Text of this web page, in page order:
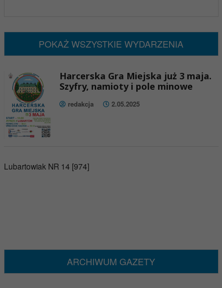
POKAŻ WSZYSTKIE WYDARZENIA
Harcerska Gra Miejska już 3 maja.
Szyfry, namioty i pole minowe
redakcja 2.05.2025
Lubartowiak NR 14 [974]
ARCHIWUM GAZETY